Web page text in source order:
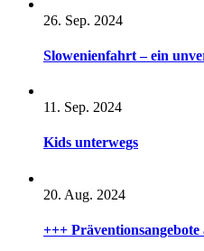
26. Sep. 2024
Slowenienfahrt – ein
11. Sep. 2024
Kids unterwegs
20. Aug. 2024
+++